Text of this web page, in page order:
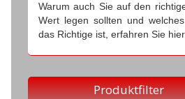
Warum auch Sie auf den
Wert legen sollten und
das Richtige ist, erfahren Sie
Produktfilter